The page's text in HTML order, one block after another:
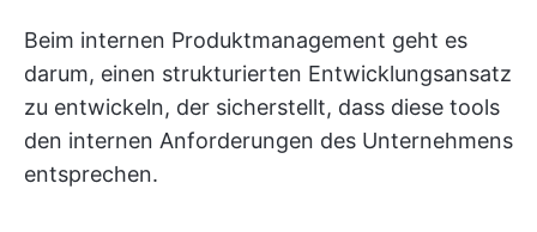
Beim internen Produktmanagement geht es
darum, einen strukturierten Entwicklungsansatz
zu entwickeln, der sicherstellt, dass diese tools
den internen Anforderungen des Unternehmens
entsprechen.